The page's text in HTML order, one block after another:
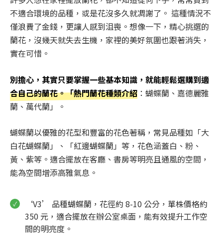
不適合環境的品種，或是花沒多久就凋謝了。 這種情況不
僅浪費了金錢，更讓人感到沮喪。想像一下，精心挑選的
蘭花，沒幾天就失去生機，家裡的美好氛圍也跟著消失，
實在可惜。
別擔心，其實只要掌握一些基本知識，就能輕鬆選購到適
合自己的蘭花。「熱門蘭花種類介紹 ：蝴蝶蘭、嘉德麗雅
蘭、萬代蘭」。
蝴蝶蘭以優雅的花型和豐富的花色著稱，常見品種如「大
白花蝴蝶蘭」、「紅邊蝴蝶蘭」等，花色涵蓋白、粉、
黃、紫等。適合擺放在客廳、書房等明亮且通風的空間，
能為空間增添高雅氣息。
‘V3’ 品種蝴蝶蘭，花徑約 8-10 公分，單株價格約
350 元，適合擺放在辦公室桌面，能有效提升工作空
間的明亮度。